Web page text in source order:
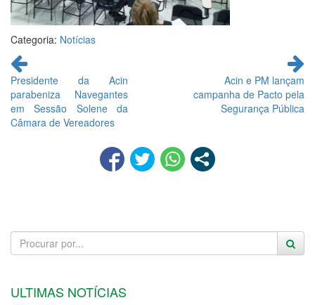
Categoria: Notícias
Continue
lendo
Presidente da Acin
parabeniza Navegantes
em Sessão Solene da
Câmara de Vereadores
Acin e PM lançam
campanha de Pacto pela
Segurança Pública
ULTIMAS NOTÍCIAS